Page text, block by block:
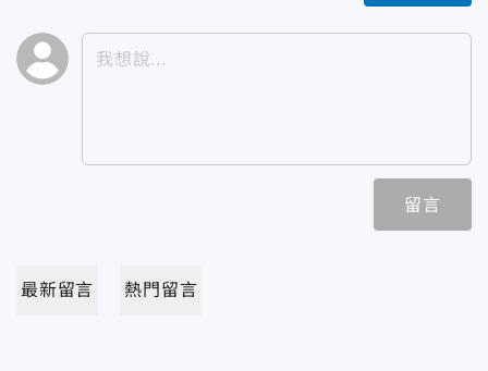
留言
最新留言 熱門留言